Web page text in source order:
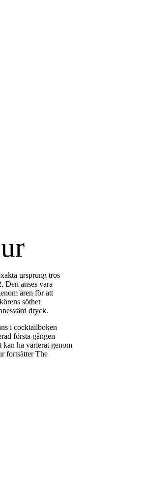
ursprung tros
anses vara
åren för att
söthet
dryck.
i cocktailboken
första gången
ha varierat genom
fortsätter The